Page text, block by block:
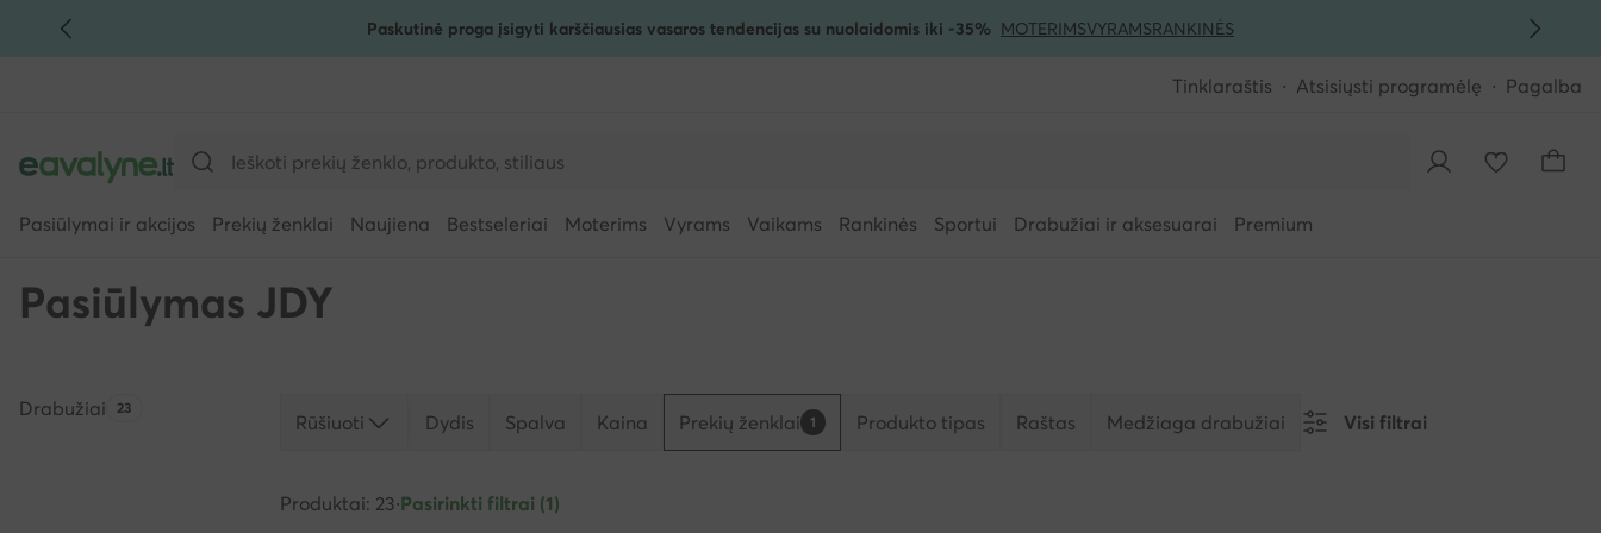
PEREITI PRIE PAGRINDINIO TURINIOPaskutinė proga įsigyti karščiausias vasaros tendencijas su nuolaidomis iki -35% MOTERIMSVYRAMSRANKINĖS
Tinklaraštis Atsisiųsti programėlę Pagalba
Pasiūlymai ir akcijos Prekių ženklai Naujiena Bestseleriai Moterims Vyrams Vaikams Rankinės Sportui Drabužiai ir aksesuarai Premium
Pasiūlymas JDY
Drabužiai Produktų skaičius:
23
Rūšiuoti Dydis Spalva Kaina Prekių ženklai 1 Produkto tipas Raštas Medžiaga drabužiai Visi filtrai
Produktai: 23·Pasirinkti filtrai (1)